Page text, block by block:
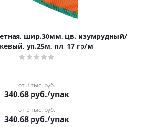
шир.30мм, цв. изумрудный/
уп.25м, пл. 17 гр/м
от 3 тыс. руб.
340.68 руб./упак
от 5 тыс. руб.
340.68 руб./упак